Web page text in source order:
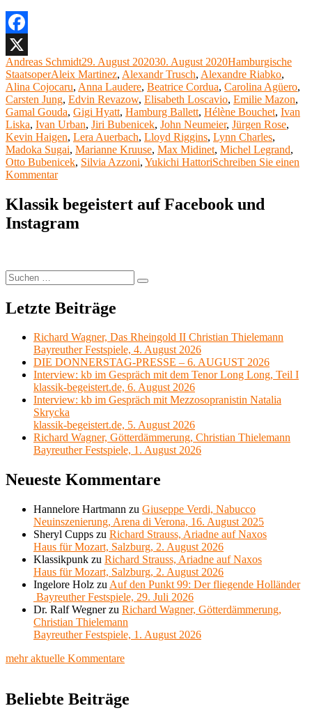
Facebook
X
Autor
Andreas SchmidtVeröffentlicht
am
29. August 202030. August 2020Kategorien
Hamburgische
StaatsoperSchlagwörter
Aleix Martinez, Alexandr Trusch, Alexandre Riabko,
Alina Cojocaru, Anna Laudere, Beatrice Cordua, Carolina Agüero,
Carsten Jung, Edvin Revazow, Elisabeth Loscavio, Emilie Mazon,
Gamal Gouda, Gigi Hyatt, Hamburg Ballett, Hélène Bouchet, Ivan
Liska, Ivan Urban, Jiri Bubenicek, John Neumeier, Jürgen Rose,
Kevin Haigen, Lera Auerbach, Lloyd Riggins, Lynn Charles,
Madoka Sugai, Marianne Kruuse, Max Midinet, Michel Legrand,
Otto Bubenicek, Silvia Azzoni, Yukichi HattoriSchreiben Sie einen
Kommentarzu
Neumeier
und
das
Klassik begeistert auf Facebook und
Instagram
Suchen
nach:
Suchen
Letzte Beiträge
Richard Wagner, Das Rheingold II Christian Thielemann
Bayreuther Festspiele, 4. August 2026
DIE DONNERSTAG-PRESSE – 6. AUGUST 2026
Interview: kb im Gespräch mit dem Tenor Long Long, Teil I
klassik-begeistert.de, 6. August 2026
Interview: kb im Gespräch mit Mezzosopranistin Natalia
Skrycka
klassik-begeistert.de, 5. August 2026
Richard Wagner, Götterdämmerung, Christian Thielemann
Bayreuther Festspiele, 1. August 2026
Neueste Kommentare
Hannelore Hartmann zu Giuseppe Verdi, Nabucco
Neuinszenierung, Arena di Verona, 16. August 2025
Sheryl Cupps zu Richard Strauss, Ariadne auf Naxos
Haus für Mozart, Salzburg, 2. August 2026
Klassikpunk zu Richard Strauss, Ariadne auf Naxos
Haus für Mozart, Salzburg, 2. August 2026
Ingelore Holz zu Auf den Punkt 99: Der fliegende Holländer
Bayreuther Festspiele, 29. Juli 2026
Dr. Ralf Wegnerzu Richard Wagner, Götterdämmerung,
Christian Thielemann
Bayreuther Festspiele, 1. August 2026
mehr aktuelle Kommentare
Beliebte Beiträge